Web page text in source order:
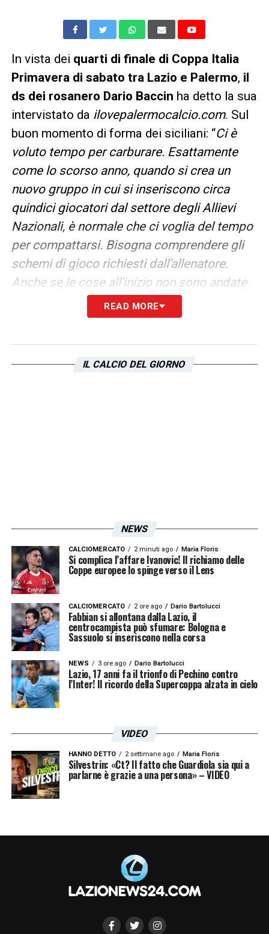
In vista dei quarti di finale di Coppa Italia
Primavera di sabato tra Lazio e Palermo, il
ds dei rosanero Dario Baccin ha detto la sua
intervistato da ilovepalermocalcio.com. Sul
buon momento di forma dei siciliani: “Ci è
voluto tempo per carburare. Esattamente
come lo scorso anno, quando si crea un
nuovo gruppo in cui si inseriscono circa
quindici giocatori dal settore degli Allievi
Nazionali, è normale che ci voglia del tempo
per compattarsi. Bisogna comprendere gli
schemi di gioco richiesti dall’allenatore.
Anche se le cose all’inizio non sono andate
per il meglio, questi ragazzi hanno
continuato a lavorare come al solito, con
che in una partita del genere può succedere
veramente di tutto. Noi abbiamo la fortuna
di essere in un momento di ottima forma,
veniamo da quattro vittorie consecutive che
hanno portato tanta autostima nel gruppo”.
LA PLAYLIST DELLE NOSTRE TOP NEWS
READ MORE
IL CALCIO DEL GIORNO
NEWS
CALCIOMERCATO 2 minuti ago Maria Floris
Si complica l’affare Ivanovic! Il richiamo delle
Coppe europee lo spinge verso il Lens
CALCIOMERCATO 2 ore ago Dario Bartolucci
Fabbian si allontana dalla Lazio, il
centrocampista può sfumare: Bologna e
Sassuolo si inseriscono nella corsa
NEWS 3 ore ago Dario Bartolucci
Lazio, 17 anni fa il trionfo di Pechino contro
l’Inter! Il ricordo della Supercoppa alzata in cielo
VIDEO
HANNO DETTO 2 settimane ago Maria Floris
Silvestrin: «Ct? Il fatto che Guardiola sia qui a
parlarne è grazie a una persona» – VIDEO